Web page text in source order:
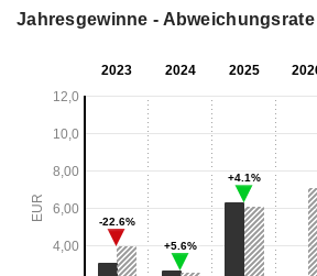
Jahresgewinne - Abweichungsrate